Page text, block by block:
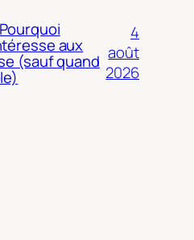
aux
(sauf quand
4
août
2026